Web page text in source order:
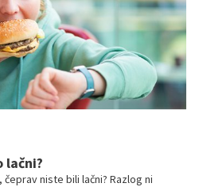
lačni?
niste bili lačni? Razlog ni